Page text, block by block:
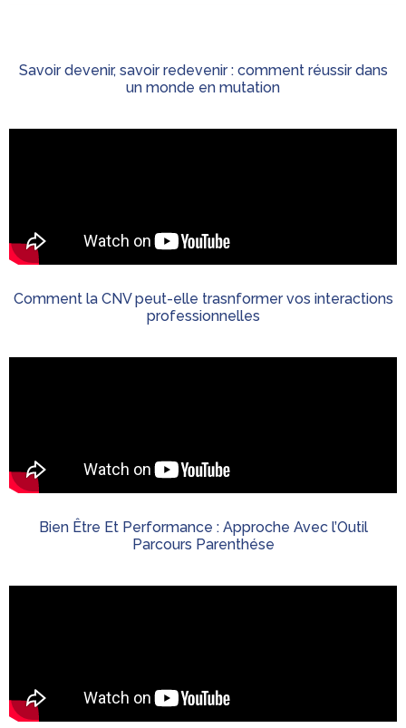
Savoir devenir, savoir redevenir : comment réussir dans
un monde en mutation
Comment la CNV peut-elle trasnformer vos interactions
professionnelles
Bien Être Et Performance : Approche Avec l’Outil
Parcours Parenthése